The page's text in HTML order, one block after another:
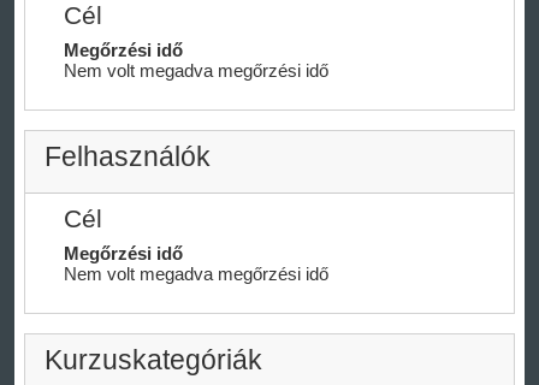
Cél
Megőrzési idő
Nem volt megadva megőrzési idő
Felhasználók
Cél
Megőrzési idő
Nem volt megadva megőrzési idő
Kurzuskategóriák